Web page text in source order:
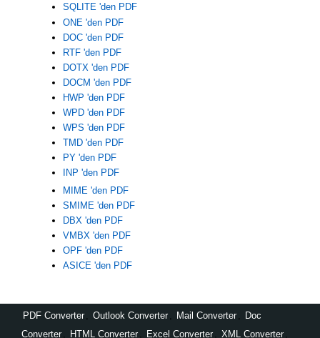
SQLITE 'den PDF
ONE 'den PDF
DOC 'den PDF
RTF 'den PDF
DOTX 'den PDF
DOCM 'den PDF
HWP 'den PDF
WPD 'den PDF
WPS 'den PDF
TMD 'den PDF
PY 'den PDF
INP 'den PDF
MIME 'den PDF
SMIME 'den PDF
DBX 'den PDF
VMBX 'den PDF
OPF 'den PDF
ASICE 'den PDF
PDF Converter Outlook Converter Mail Converter
Doc
Converter
HTML Converter Excel Converter XML Converter